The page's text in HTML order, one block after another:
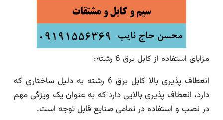
مزایای استفاده از کابل برق 6 رشته:
انعطاف پذیری بالا کابل برق 6 رشته به دلیل ساختاری که
دارد، انعطاف پذیری بالایی دارد که به عنوان یک ویژگی مهم
در نصب و استفاده در تمامی صنایع قابل توجه است.